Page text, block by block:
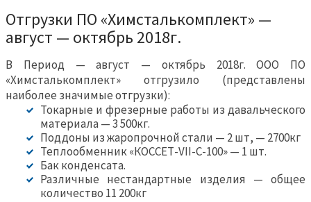
Отгрузки ПО «Химсталькомплект» —
август — октябрь 2018г.
В Период — август — октябрь 2018г. ООО ПО
«Химсталькомплект» отгрузило (представлены
наиболее значимые отгрузки):
Токарные и фрезерные работы из давальческого
материала — 3 500кг.
Поддоны из жаропрочной стали — 2 шт, — 2700кг
Теплообменник «КОССЕТ-VII-C-100» — 1 шт.
Бак конденсата.
Различные нестандартные изделия — общее
количество 11 200кг